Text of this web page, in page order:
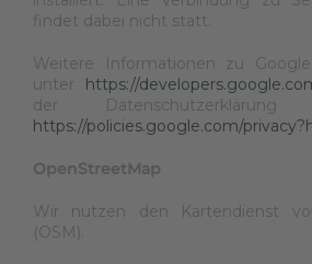
findet dabei nicht statt.
Weitere Informationen zu
unter https://
der
https://policies.google.com/
OpenStreetMap
Wir nutzen den Kartendienst
(OSM).